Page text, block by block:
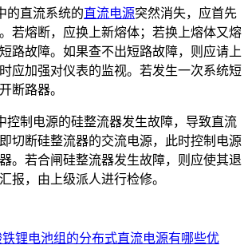
直流系统的直流电源突然消失，应首先
若熔断，应换上新熔体；若换上熔体又熔
路故障。如果查不出短路故障，则应请上
应加强对仪表的监视。若发生一次系统短
断路器。
制电源的硅整流器发生故障，导致直流
切断硅整流器的交流电源，此时控制电源
。若合闸硅整流器发生故障，则应使其退
报，由上级派人进行检修。
锂电池组的分布式直流电源有哪些优